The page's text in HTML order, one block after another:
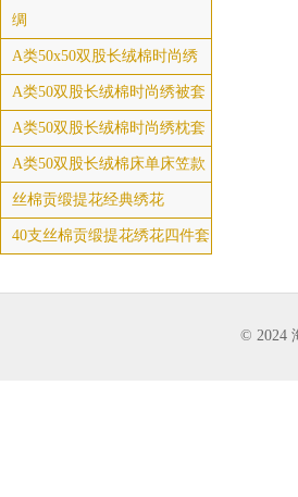
绸
A类50x50双股长绒棉时尚绣
A类50双股长绒棉时尚绣被套
A类50双股长绒棉时尚绣枕套
A类50双股长绒棉床单床笠款
丝棉贡缎提花经典绣花
40支丝棉贡缎提花绣花四件套
© 2024